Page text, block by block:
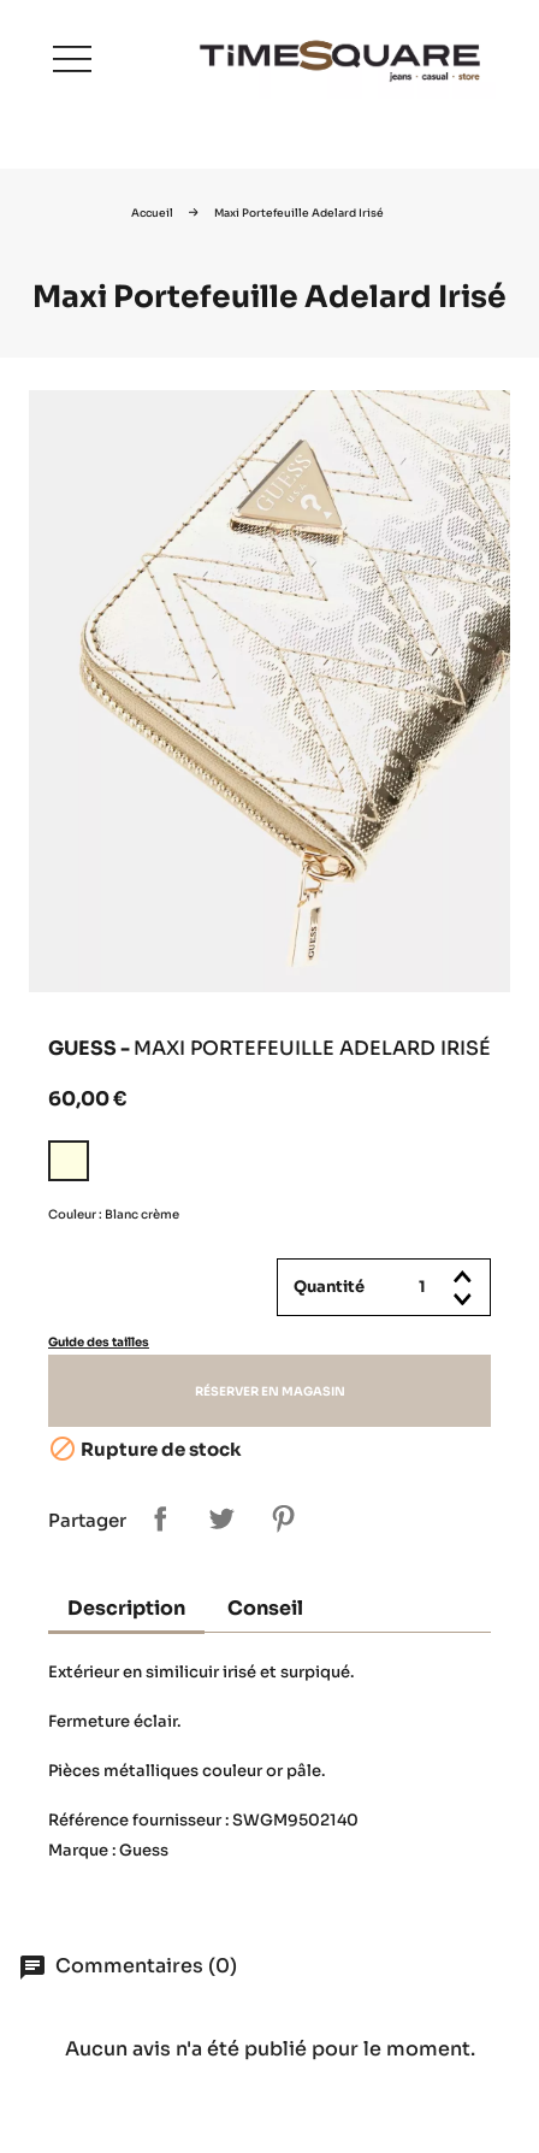
menu
Accueil Maxi Portefeuille Adelard Irisé
Maxi Portefeuille Adelard Irisé
GUESS -MAXI PORTEFEUILLE ADELARD IRISÉ
60,00 €
crème
Couleur : Blanc crème
Quantité
Guide des tailles
RÉSERVER EN MAGASIN
 Rupture de stock
Partager
Description Conseil
Extérieur en similicuir irisé et surpiqué.
Fermeture éclair.
Pièces métalliques couleur or pâle.
Référence fournisseur : SWGM9502140
Marque : Guess
Commentaires (0)
Aucun avis n'a été publié pour le moment.